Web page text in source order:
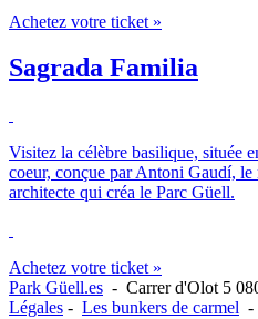
Achetez votre ticket »
Sagrada Familia
Visitez la célèbre basilique, située
coeur, conçue par Antoni Gaudí, le
architecte qui créa le Parc Güell.
Achetez votre ticket »
Park Güell.es - Carrer d'Olot 5
Légales - Les bunkers de carmel -